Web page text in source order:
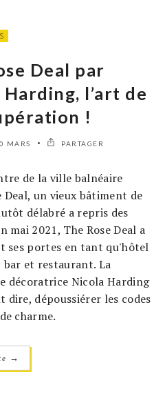
Deal par
l’art de
!
MARS PARTAGER
de la ville balnéaire
Deal, un vieux bâtiment de
délabré a repris des
mai 2021, The Rose Deal a
ses portes en tant qu'hôtel
bar et restaurant. La
décoratrice Nicola Harding
dire, dépoussiérer les codes
charme.
→